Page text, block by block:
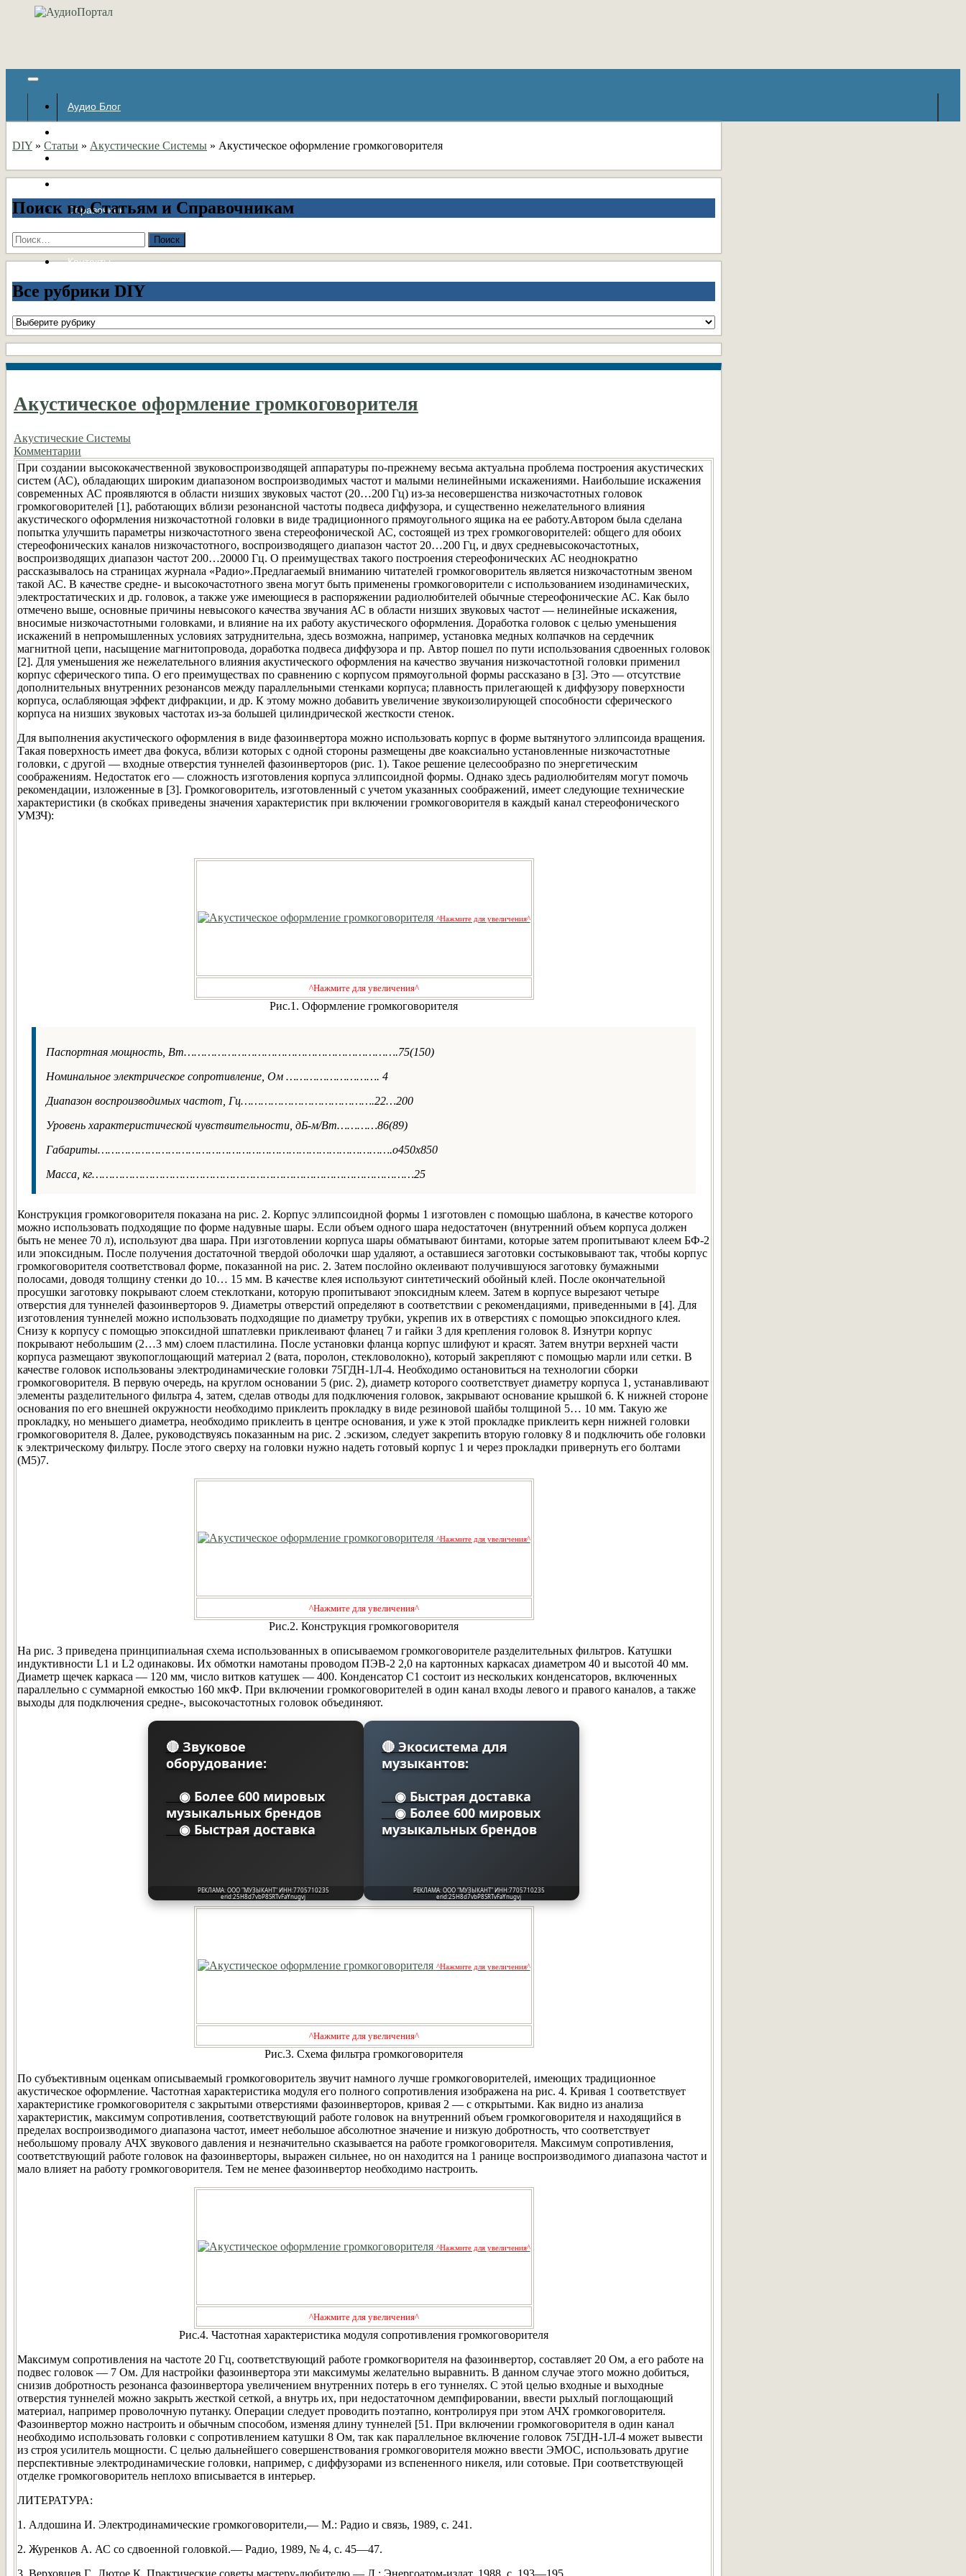
Аудио Блог
Справочник
Форумы
Контакты
DIY » Статьи » Акустические Системы » Акустическое оформление громкоговорителя
Поиск по Статьям и Справочникам
Найти:
Все рубрики DIY
Все
рубрики
DIY
Акустическое оформление громкоговорителя
Акустические Системы
Комментарии
При создании высококачественной звуковоспроизводящей аппаратуры по-прежнему весьма актуальна проблема построения акустических
систем (АС), обладающих широким диапазоном воспроизводимых частот и малыми нелинейными искажениями. Наибольшие искажения
современных АС проявляются в области низших звуковых частот (20…200 Гц) из-за несовершенства низкочастотных головок
громкоговорителей [1], работающих вблизи резонансной частоты подвеса диффузора, и существенно нежелательного влияния
акустического оформления низкочастотной головки в виде традиционного прямоугольного ящика на ее работу.Автором была сделана
попытка улучшить параметры низкочастотного звена стереофонической АС, состоящей из трех громкоговорителей: общего для обоих
стереофонических каналов низкочастотного, воспроизводящего диапазон частот 20…200 Гц, и двух средневысокочастотных,
воспроизводящих диапазон частот 200…20000 Гц. О преимуществах такого построения стереофонических АС неоднократно
рассказывалось на страницах журнала «Радио».Предлагаемый вниманию читателей громкоговоритель является низкочастотным звеном
такой АС. В качестве средне- и высокочастотного звена могут быть применены громкоговорители с использованием изодинамических,
электростатических и др. головок, а также уже имеющиеся в распоряжении радиолюбителей обычные стереофонические АС. Как было
отмечено выше, основные причины невысокого качества звучания АС в области низших звуковых частот — нелинейные искажения,
вносимые низкочастотными головками, и влияние на их работу акустического оформления. Доработка головок с целью уменьшения
искажений в непромышленных условиях затруднительна, здесь возможна, например, установка медных колпачков на сердечник
магнитной цепи, насыщение магнитопровода, доработка подвеса диффузора и пр. Автор пошел по пути использования сдвоенных головок
[2]. Для уменьшения же нежелательного влияния акустического оформления на качество звучания низкочастотной головки применил
корпус сферического типа. О его преимуществах по сравнению с корпусом прямоугольной формы рассказано в [3]. Это — отсутствие
дополнительных внутренних резонансов между параллельными стенками корпуса; плавность прилегающей к диффузору поверхности
корпуса, ослабляющая эффект дифракции, и др. К этому можно добавить увеличение звукоизолирующей способности сферического
корпуса на низших звуковых частотах из-за большей цилиндрической жесткости стенок.
Для выполнения акустического оформления в виде фазоинвертора можно использовать корпус в форме вытянутого эллипсоида вращения.
Такая поверхность имеет два фокуса, вблизи которых с одной стороны размещены две коаксиально установленные низкочастотные
головки, с другой — входные отверстия туннелей фазоинверторов (рис. 1). Такое решение целесообразно по энергетическим
соображениям. Недостаток его — сложность изготовления корпуса эллипсоидной формы. Однако здесь радиолюбителям могут помочь
рекомендации, изложенные в [3]. Громкоговоритель, изготовленный с учетом указанных соображений, имеет следующие технические
характеристики (в скобках приведены значения характеристик при включении громкоговорителя в каждый канал стереофонического
УМЗЧ):
^Нажмите для увеличения^
^Нажмите для увеличения^
Рис.1. Оформление громкоговорителя
Паспортная мощность, Вт……………………………………………………….75(150)
Номинальное электрическое сопротивление, Ом ………………………. 4
Диапазон воспроизводимых частот, Гц………………………………….22…200
Уровень характеристической чувствительности, дБ-м/Вт…………86(89)
Габариты…………………………………………………………………………….o450x850
Масса, кг……………………………………………………………………………………25
Конструкция громкоговорителя показана на рис. 2. Корпус эллипсоидной формы 1 изготовлен с помощью шаблона, в качестве которого
можно использовать подходящие по форме надувные шары. Если объем одного шара недостаточен (внутренний объем корпуса должен
быть не менее 70 л), используют два шара. При изготовлении корпуса шары обматывают бинтами, которые затем пропитывают клеем БФ-2
или эпоксидным. После получения достаточной твердой оболочки шар удаляют, а оставшиеся заготовки состыковывают так, чтобы корпус
громкоговорителя соответствовал форме, показанной на рис. 2. Затем послойно оклеивают получившуюся заготовку бумажными
полосами, доводя толщину стенки до 10… 15 мм. В качестве клея используют синтетический обойный клей. После окончательной
просушки заготовку покрывают слоем стеклоткани, которую пропитывают эпоксидным клеем. Затем в корпусе вырезают четыре
отверстия для туннелей фазоинверторов 9. Диаметры отверстий определяют в соответствии с рекомендациями, приведенными в [4]. Для
изготовления туннелей можно использовать подходящие по диаметру трубки, укрепив их в отверстиях с помощью эпоксидного клея.
Снизу к корпусу с помощью эпоксидной шпатлевки приклеивают фланец 7 и гайки 3 для крепления головок 8. Изнутри корпус
покрывают небольшим (2…3 мм) слоем пластилина. После установки фланца корпус шлифуют и красят. Затем внутри верхней части
корпуса размещают звукопоглощающий материал 2 (вата, поролон, стекловолокно), который закрепляют с помощью марли или сетки. В
качестве головок использованы электродинамические головки 75ГДН-1Л-4. Необходимо остановиться на технологии сборки
громкоговорителя. В первую очередь, на круглом основании 5 (рис. 2), диаметр которого соответствует диаметру корпуса 1, устанавливают
элементы разделительного фильтра 4, затем, сделав отводы для подключения головок, закрывают основание крышкой 6. К нижней стороне
основания по его внешней окружности необходимо приклеить прокладку в виде резиновой шайбы толщиной 5… 10 мм. Такую же
прокладку, но меньшего диаметра, необходимо приклеить в центре основания, и уже к этой прокладке приклеить керн нижней головки
громкоговорителя 8. Далее, руководствуясь показанным на рис. 2 .эскизом, следует закрепить вторую головку 8 и подключить обе головки
к электрическому фильтру. После этого сверху на головки нужно надеть готовый корпус 1 и через прокладки привернуть его болтами
(М5)7.
^Нажмите для увеличения^
^Нажмите для увеличения^
Рис.2. Конструкция громкоговорителя
На рис. 3 приведена принципиальная схема использованных в описываемом громкоговорителе разделительных фильтров. Катушки
индуктивности L1 и L2 одинаковы. Их обмотки намотаны проводом ПЭВ-2 2,0 на картонных каркасах диаметром 40 и высотой 40 мм.
Диаметр щечек каркаса — 120 мм, число витков катушек — 400. Конденсатор С1 состоит из нескольких конденсаторов, включенных
параллельно с суммарной емкостью 160 мкФ. При включении громкоговорителей в один канал входы левого и правого каналов, а также
выходы для подключения средне-, высокочастотных головок объединяют.
🔴 Звуковое
оборудование:
◉ Более 600 мировых
музыкальных брендов
◉ Быстрая доставка
РЕКЛАМА: ООО "МУЗЫКАНТ" ИНН:7705710235
erid:25H8d7vbP8SRTvFaYnugvj
🔴 Экосистема для
музыкантов:
◉ Быстрая доставка
◉ Более 600 мировых
музыкальных брендов
РЕКЛАМА: ООО "МУЗЫКАНТ" ИНН:7705710235
erid:25H8d7vbP8SRTvFaYnugvj
^Нажмите для увеличения^
^Нажмите для увеличения^
Рис.3. Схема фильтра громкоговорителя
По субъективным оценкам описываемый громкоговоритель звучит намного лучше громкоговорителей, имеющих традиционное
акустическое оформление. Частотная характеристика модуля его полного сопротивления изображена на рис. 4. Кривая 1 соответствует
характеристике громкоговорителя с закрытыми отверстиями фазоинверторов, кривая 2 — с открытыми. Как видно из анализа
характеристик, максимум сопротивления, соответствующий работе головок на внутренний объем громкоговорителя и находящийся в
пределах воспроизводимого диапазона частот, имеет небольшое абсолютное значение и низкую добротность, что соответствует
небольшому провалу АЧХ звукового давления и незначительно сказывается на работе громкоговорителя. Максимум сопротивления,
соответствующий работе головок на фазоинверторы, выражен сильнее, но он находится на 1 ранице воспроизводимого диапазона частот и
мало влияет на работу громкоговорителя. Тем не менее фазоинвертор необходимо настроить.
^Нажмите для увеличения^
^Нажмите для увеличения^
Рис.4. Частотная характеристика модуля сопротивления громкоговорителя
Максимум сопротивления на частоте 20 Гц, соответствующий работе громкогворителя на фазоинвертор, составляет 20 Ом, а его работе на
подвес головок — 7 Ом. Для настройки фазоинвертора эти максимумы желательно выравнить. В данном случае этого можно добиться,
снизив добротность резонанса фазоинвертора увеличением внутренних потерь в его туннелях. С этой целью входные и выходные
отверстия туннелей можно закрыть жесткой сеткой, а внутрь их, при недостаточном демпфировании, ввести рыхлый поглощающий
материал, например проволочную путанку. Операции следует проводить поэтапно, контролируя при этом АЧХ громкоговорителя.
Фазоинвертор можно настроить и обычным способом, изменяя длину туннелей [51. При включении громкоговорителя в один канал
необходимо использовать головки с сопротивлением катушки 8 Ом, так как параллельное включение головок 75ГДН-1Л-4 может вывести
из строя усилитель мощности. С целью дальнейшего совершенствования громкоговорителя можно ввести ЭМОС, использовать другие
перспективные электродинамические головки, например, с диффузорами из вспененного никеля, или сотовые. При соответствующей
отделке громкоговоритель неплохо вписывается в интерьер.
ЛИТЕРАТУРА:
1. Алдошина И. Электродинамические громкоговорители,— М.: Радио и связь, 1989, с. 241.
2. Журенков А. АС со сдвоенной головкой.— Радио, 1989, № 4, с. 45—47.
3. Верховцев Г., Лютое К. Практические советы мастеру-любителю.— Л.: Энергоатом-издат, 1988, с. 193—195.